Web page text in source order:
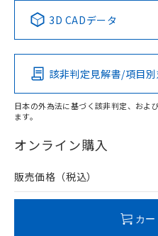
Pb Hg
O
在庫等で未対応品が混在す
問い合わせください。
この製
その他の認証はこち
3D CADデータ
該非判定見解書/項目
日本の外為法に基づく該非判定、およ
ます。
オンライン購入
販売価格（税込）
カ